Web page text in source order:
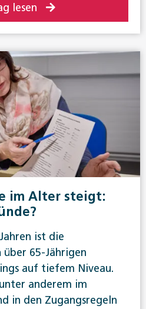
lesen
im Alter steigt:
ist die
65-Jährigen
auf tiefem Niveau.
anderem im
in den Zugangsregeln